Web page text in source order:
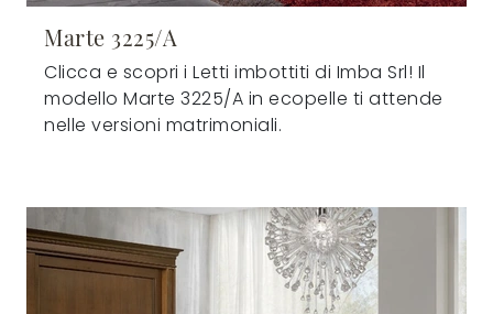
Marte 3225/A
Clicca e scopri i Letti imbottiti di Imba Srl! Il
modello Marte 3225/A in ecopelle ti attende
nelle versioni matrimoniali.